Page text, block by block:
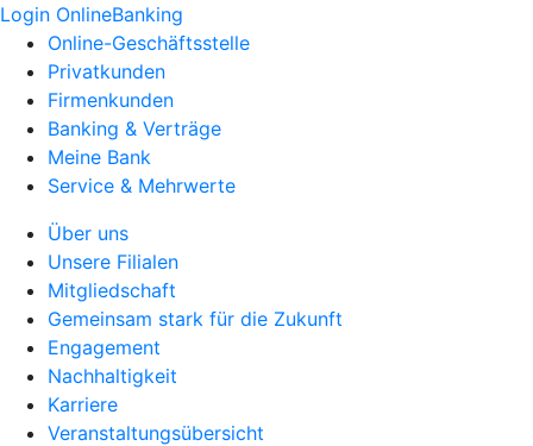
Login OnlineBanking
Online-Geschäftsstelle
Privatkunden
Firmenkunden
Banking & Verträge
Meine Bank
Service & Mehrwerte
Über uns
Unsere Filialen
Mitgliedschaft
Gemeinsam stark für die Zukunft
Engagement
Nachhaltigkeit
Karriere
Veranstaltungsübersicht